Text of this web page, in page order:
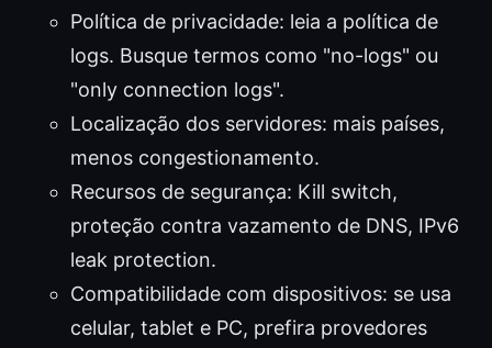
Política de privacidade: leia a política de
logs. Busque termos como "no-logs" ou
"only connection logs".
Localização dos servidores: mais países,
menos congestionamento.
Recursos de segurança: Kill switch,
proteção contra vazamento de DNS, IPv6
leak protection.
Compatibilidade com dispositivos: se usa
celular, tablet e PC, prefira provedores